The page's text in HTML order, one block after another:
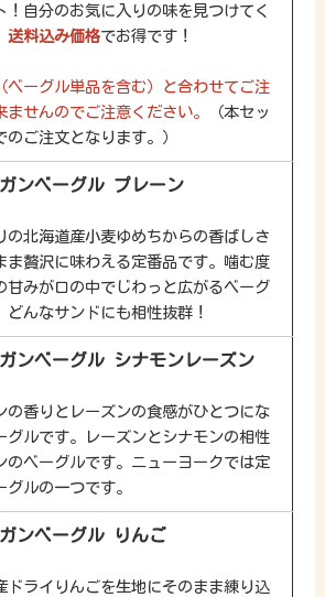
！自分のお気に入りの味を見つけてく
送料込み価格でお得です！
ベーグル単品を含む）と合わせてご注
ませんのでご注意ください。
（本セッ
のご注文となります。）
ンベーグル プレーン
の北海道産小麦ゆめちからの香ばしさ
ま贅沢に味わえる定番品です。噛む度
甘みが口の中でじわっと広がるベーグ
どんなサンドにも相性抜群！
ンベーグル シナモンレーズン
の香りとレーズンの食感がひとつにな
グルです。レーズンとシナモンの相性
のベーグルです。ニューヨークでは定
グルの一つです。
ンベーグル りんご
ドライりんごを生地にそのまま練り込